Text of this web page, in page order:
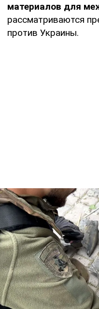
материалов для
рассматриваются
против Украины.